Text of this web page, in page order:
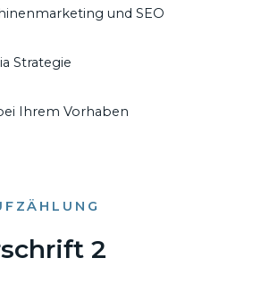
und SEO
Strategie
Ihrem Vorhaben
2